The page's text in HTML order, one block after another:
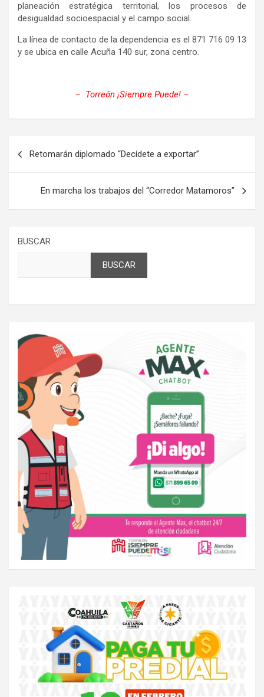
planeación estratégica territorial, los procesos de
desigualdad socioespacial y el campo social.
La línea de contacto de la dependencia es el 871 716 09 13
y se ubica en calle Acuña 140 sur, zona centro.
– Torreón ¡Siempre Puede! –
entradas
Retomarán diplomado “Decídete a exportar”
En marcha los trabajos del “Corredor Matamoros”
BUSCAR
BUSCAR